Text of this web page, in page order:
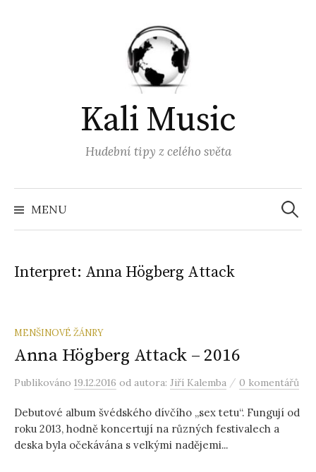
Kali Music
Hudební tipy z celého světa
MENU
Interpret: Anna Högberg Attack
MENŠINOVÉ ŽÁNRY
Anna Högberg Attack – 2016
Publikováno 19.12.2016 od autora: Jiří Kalemba / 0 komentářů
Debutové album švédského dívčího „sex tetu“. Fungují od
roku 2013, hodně koncertují na různých festivalech a
deska byla očekávána s velkými nadějemi...